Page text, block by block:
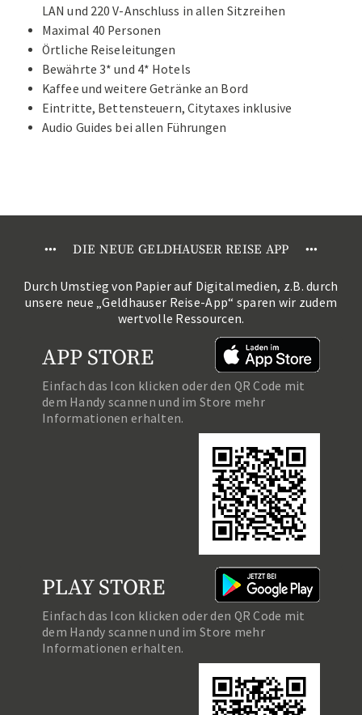
LAN und 220 V-Anschluss in allen Sitzreihen
Maximal 40 Personen
Örtliche Reiseleitungen
Bewährte 3* und 4* Hotels
Kaffee und weitere Getränke an Bord
Eintritte, Bettensteuern, Citytaxes inklusive
Audio Guides bei allen Führungen
••• DIE NEUE GELDHAUSER REISE APP •••
Durch Umstieg von Papier auf Digitalmedien, z.B. durch
unsere neue „Geldhauser Reise-App“ sparen wir zudem
wertvolle Ressourcen.
APP STORE
Einfach das Icon klicken oder den QR Code mit
dem Handy scannen und im Store mehr
Informationen erhalten.
PLAY STORE
Einfach das Icon klicken oder den QR Code mit
dem Handy scannen und im Store mehr
Informationen erhalten.